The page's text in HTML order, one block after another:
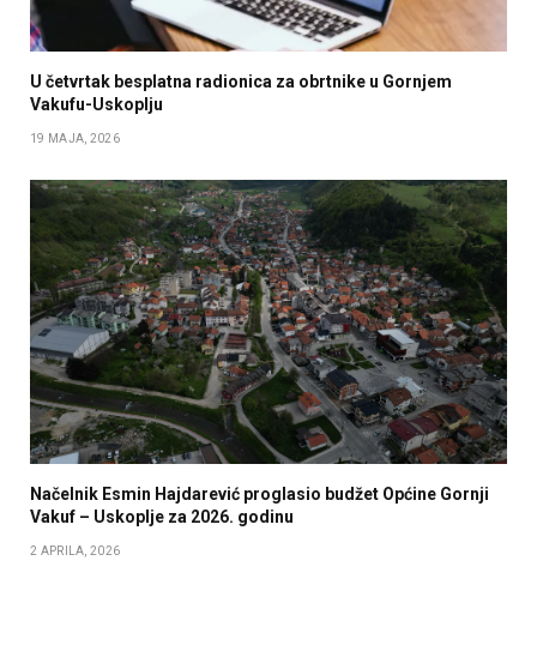
U četvrtak besplatna radionica za obrtnike u Gornjem
Vakufu-Uskoplju
19 MAJA, 2026
Načelnik Esmin Hajdarević proglasio budžet Općine Gornji
Vakuf – Uskoplje za 2026. godinu
2 APRILA, 2026